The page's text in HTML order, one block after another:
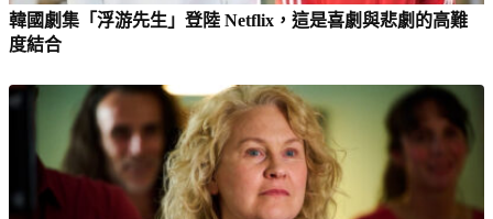
韓國劇集「浮游先生」登陸 Netflix，這是喜劇與悲劇的高難
度結合